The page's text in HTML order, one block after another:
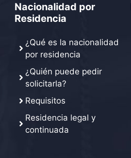
Nacionalidad por
Residencia
¿Qué es la nacionalidad
por residencia
¿Quién puede pedir
solicitarla?
Requisitos
Residencia legal y
continuada